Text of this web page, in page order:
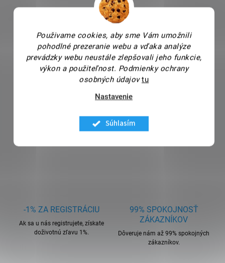
Použivame cookies, aby sme Vám umožnili
pohodlné prezeranie webu a vďaka analýze
prevádzky webu neustále zlepšovali jeho funkcie,
výkon a použiteľnost. Podmienky ochrany
osobných údajov tu
Nastavenie
Súhlasím
-1% ZA REGISTRÁCIU
Ak sa u nás registrujete, získate
doživotnú zľavu 1%.
99% SPOKOJNOSŤ
ZÁKAZNÍKOV
Dôveruje nám až 99% spokojných
zákazníkov.